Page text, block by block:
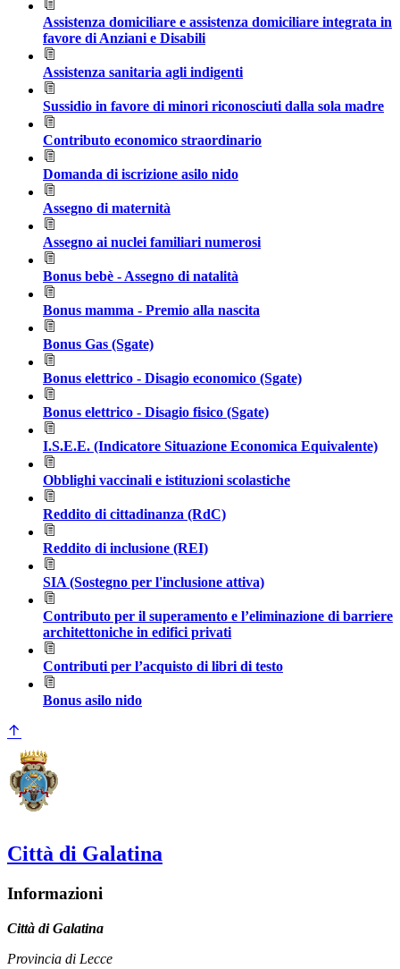
Assistenza domiciliare e assistenza domiciliare integrata in
favore di Anziani e Disabili
Assistenza sanitaria agli indigenti
Sussidio in favore di minori riconosciuti dalla sola madre
Contributo economico straordinario
Domanda di iscrizione asilo nido
Assegno di maternità
Assegno ai nuclei familiari numerosi
Bonus bebè - Assegno di natalità
Bonus mamma - Premio alla nascita
Bonus Gas (Sgate)
Bonus elettrico - Disagio economico (Sgate)
Bonus elettrico - Disagio fisico (Sgate)
I.S.E.E. (Indicatore Situazione Economica Equivalente)
Obblighi vaccinali e istituzioni scolastiche
Reddito di cittadinanza (RdC)
Reddito di inclusione (REI)
SIA (Sostegno per l'inclusione attiva)
Contributo per il superamento e l’eliminazione di barriere
architettoniche in edifici privati
Contributi per l’acquisto di libri di testo
Bonus asilo nido
Città di Galatina
Informazioni
Città di Galatina
Provincia di Lecce